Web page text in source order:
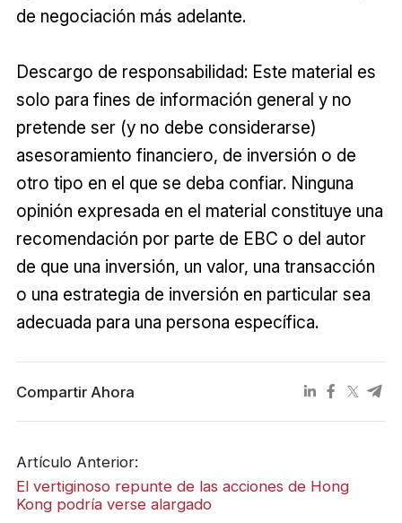
de negociación más adelante.
Descargo de responsabilidad: Este material es
solo para fines de información general y no
pretende ser (y no debe considerarse)
asesoramiento financiero, de inversión o de
otro tipo en el que se deba confiar. Ninguna
opinión expresada en el material constituye una
recomendación por parte de EBC o del autor
de que una inversión, un valor, una transacción
o una estrategia de inversión en particular sea
adecuada para una persona específica.
Compartir Ahora
Artículo Anterior:
El vertiginoso repunte de las acciones de Hong
Kong podría verse alargado